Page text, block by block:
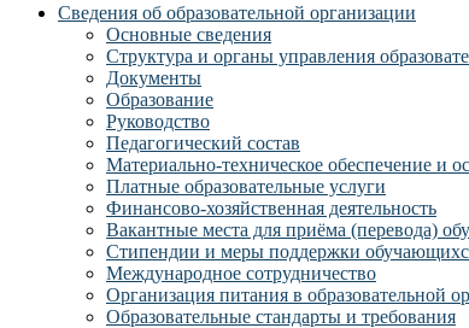
Сведения об образовательной организации
Основные сведения
Структура и органы управления
Документы
Образование
Руководство
Педагогический состав
Материально-техническое обеспечение и
Платные образовательные услуги
Финансово-хозяйственная деятельность
Вакантные места для приёма (перевода)
Стипендии и меры поддержки
Международное сотрудничество
Организация питания в образовательной
Образовательные стандарты и требования